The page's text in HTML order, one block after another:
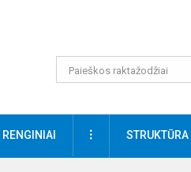
RENGINIAI DAUGIAUSTRUKTŪRA